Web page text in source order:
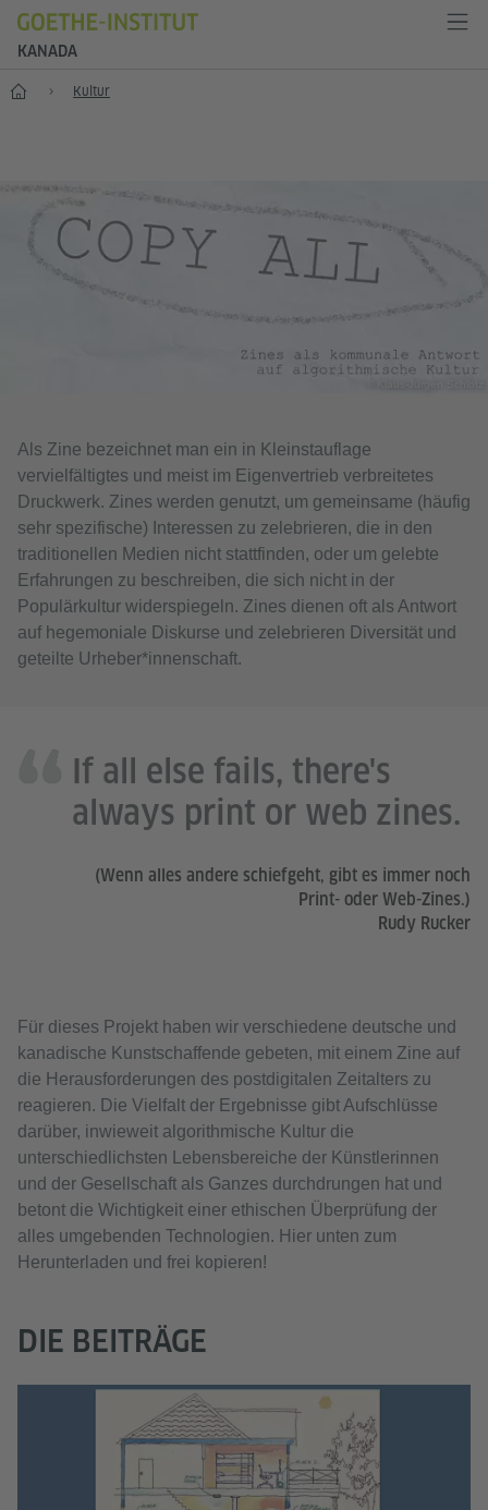
KANADA
Start Kultur
Als Zine bezeichnet man ein in Kleinstauflage
vervielfältigtes und meist im Eigenvertrieb verbreitetes
Druckwerk. Zines werden genutzt, um gemeinsame (häufig
sehr spezifische) Interessen zu zelebrieren, die in den
traditionellen Medien nicht stattfinden, oder um gelebte
Erfahrungen zu beschreiben, die sich nicht in der
Populärkultur widerspiegeln. Zines dienen oft als Antwort
auf hegemoniale Diskurse und zelebrieren Diversität und
geteilte Urheber*innenschaft.
If all else fails, there's
always print or web zines.
(Wenn alles andere schiefgeht, gibt es immer noch
Print- oder Web-Zines.)
Rudy Rucker
Für dieses Projekt haben wir verschiedene deutsche und
kanadische Kunstschaffende gebeten, mit einem Zine auf
die Herausforderungen des postdigitalen Zeitalters zu
reagieren. Die Vielfalt der Ergebnisse gibt Aufschlüsse
darüber, inwieweit algorithmische Kultur die
unterschiedlichsten Lebensbereiche der Künstlerinnen
und der Gesellschaft als Ganzes durchdrungen hat und
betont die Wichtigkeit einer ethischen Überprüfung der
alles umgebenden Technologien. Hier unten zum
Herunterladen und frei kopieren!
DIE BEITRÄGE